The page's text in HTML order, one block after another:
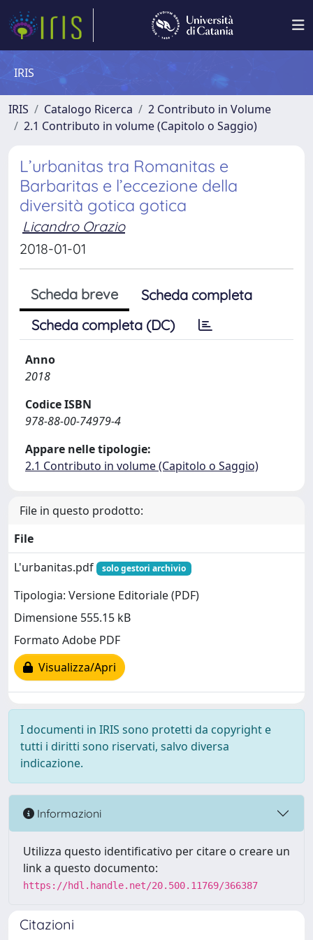
IRIS
IRIS Catalogo Ricerca
2 Contributo in Volume
2.1 Contributo in volume (Capitolo o Saggio)
L’urbanitas tra Romanitas e
Barbaritas e l’eccezione della
diversità gotica gotica
Licandro Orazio
2018-01-01
Scheda breve
Scheda completa
Scheda completa (DC)
Anno
2018
Codice ISBN
978-88-00-74979-4
Appare nelle tipologie:
2.1 Contributo in volume (Capitolo o Saggio)
File in questo prodotto:
File
L'urbanitas.pdf
solo gestori archivio
Tipologia: Versione Editoriale (PDF)
Dimensione 555.15 kB
Formato Adobe PDF
Visualizza/Apri
I documenti in IRIS sono protetti da copyright e
tutti i diritti sono riservati, salvo diversa
indicazione.
Informazioni
Utilizza questo identificativo per citare o creare un
link a questo documento:
https://hdl.handle.net/20.500.11769/366387
Citazioni